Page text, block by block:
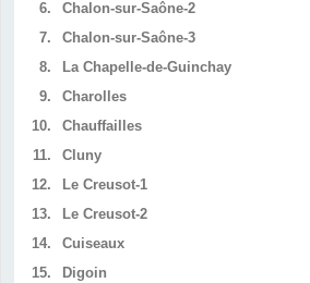
6.
Chalon-sur-Saône-2
7.
Chalon-sur-Saône-3
8.
La Chapelle-de-Guinchay
9.
Charolles
10.
Chauffailles
11.
Cluny
12.
Le Creusot-1
13.
Le Creusot-2
14.
Cuiseaux
15.
Digoin